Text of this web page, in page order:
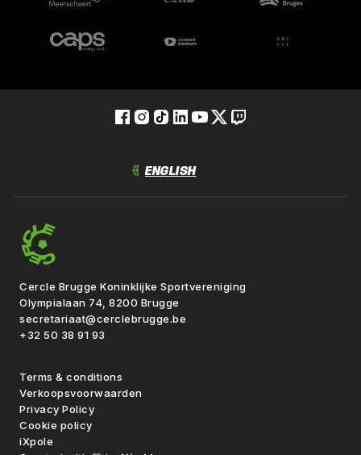
Cercle Brugge Koninklijke Sportvereniging
Olympialaan 74, 8200 Brugge
secretariaat@cerclebrugge.be
+32 50 38 91 93
Terms & conditions
Verkoopsvoorwaarden
Privacy Policy
Cookie policy
iXpole